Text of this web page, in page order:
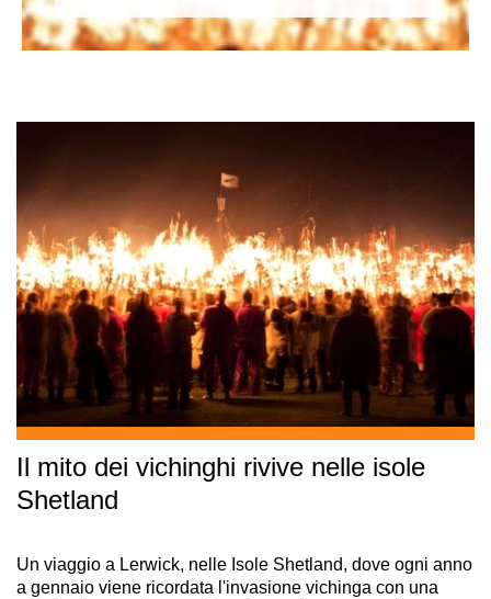
Il mito dei vichinghi rivive nelle isole
Shetland
Un viaggio a Lerwick, nelle Isole Shetland, dove ogni anno
a gennaio viene ricordata l'invasione vichinga con una